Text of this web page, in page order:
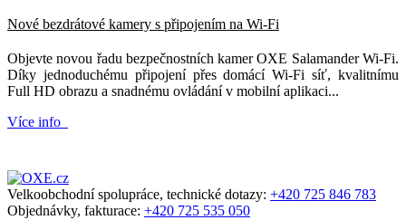
Nové bezdrátové kamery s připojením na Wi-Fi
Objevte novou řadu bezpečnostních kamer OXE Salamander Wi-Fi.
Díky jednoduchému připojení přes domácí Wi-Fi síť, kvalitnímu
Full HD obrazu a snadnému ovládání v mobilní aplikaci...
Více info
Velkoobchodní spolupráce, technické dotazy: +420 725 846 783
Objednávky, fakturace: +420 725 535 050